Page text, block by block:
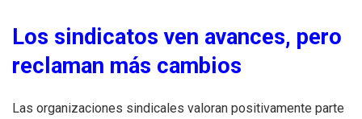
Los sindicatos ven avances, pero
reclaman más cambios
Las organizaciones sindicales valoran positivamente parte